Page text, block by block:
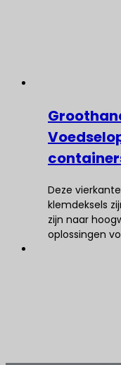
Deze
klemdeksels
zijn naar
oplossingen